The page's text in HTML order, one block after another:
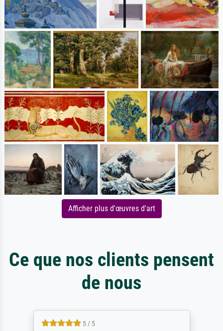
Afficher plus d'œuvres d'art
Ce que nos clients pensent
de nous
5 / 5